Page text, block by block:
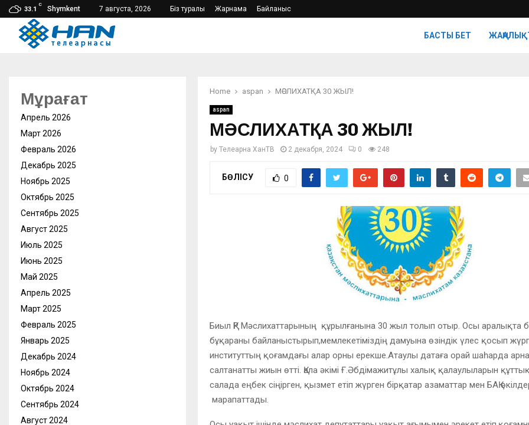
33.1
C
Shymkent 7 августа, 2026 Біз туралы Жарнама Байланыс
БАСТЫ БЕТ
Home aspan МӘСЛИХАТҚА 30 ЖЫЛ!
aspan
МӘСЛИХАТҚА 30 ЖЫЛ!
by Телеарна ХанТВ 2 декабря, 2024 0 248
БӨЛІСУ 0
Биыл ҚР Мәслихаттарының құрылғанына 30 жыл толып отыр. Осы аралықта
бұқараны байланыстырып,мемлекетіміздің дамуына өзіндік үлес қосып
институттың қоғамдағы алар орны ерекше.Атаулы датаға орай шаһарда
салтанатты жиын өтті. Қала әкімі Ғ.Әбдімажитұлы халық қалаулыларын
салада еңбек сіңірген, қызмет етіп жүрген бірқатар азаматтар мен БАҚ
марапаттады.
Мұрағат
Апрель 2026
Март 2026
Февраль 2026
Декабрь 2025
Ноябрь 2025
Октябрь 2025
Сентябрь 2025
Август 2025
Июль 2025
Июнь 2025
Май 2025
Апрель 2025
Март 2025
Февраль 2025
Январь 2025
Декабрь 2024
Ноябрь 2024
Октябрь 2024
Сентябрь 2024
Август 2024